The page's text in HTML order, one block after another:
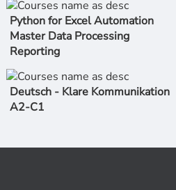
Python for Excel Automation
Master Data Processing
Reporting
Deutsch - Klare Kommunikation
A2-C1